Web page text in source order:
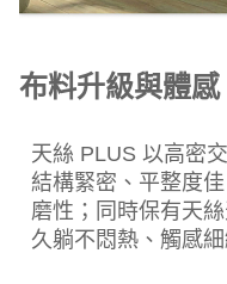
布料升級與體感
天絲 PLUS 以高密
結構緊密、平整度
磨性；同時保有天
久躺不悶熱、觸感細